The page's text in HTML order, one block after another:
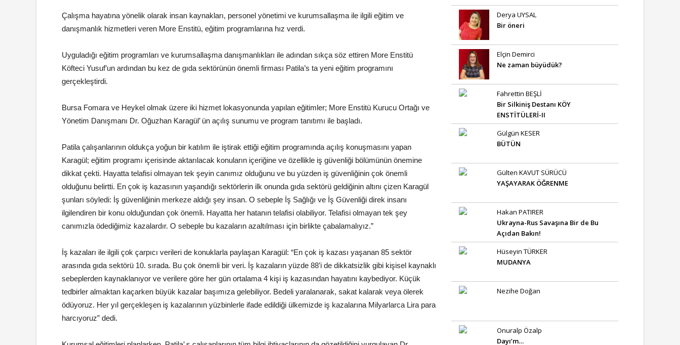
Çalışma hayatına yönelik olarak insan kaynakları, personel yönetimi ve kurumsallaşma ile ilgili eğitim ve
danışmanlık hizmetleri veren More Enstitü, eğitim programlarına hız verdi.
Uyguladığı eğitim programları ve kurumsallaşma danışmanlıkları ile adından sıkça söz ettiren More Enstitü
Köfteci Yusuf’un ardından bu kez de gıda sektörünün önemli firması Patila’s ta yeni eğitim programını
gerçekleştirdi.
Bursa Fomara ve Heykel olmak üzere iki hizmet lokasyonunda yapılan eğitimler; More Enstitü Kurucu Ortağı ve
Yönetim Danışmanı Dr. Oğuzhan Karagül’ ün açılış sunumu ve program tanıtımı ile başladı.
Patila çalışanlarının oldukça yoğun bir katılım ile iştirak ettiği eğitim programında açılış konuşmasını yapan
Karagül; eğitim programı içerisinde aktarılacak konuların içeriğine ve özellikle iş güvenliği bölümünün önemine
dikkat çekti. Hayatta telafisi olmayan tek şeyin canımız olduğunu ve bu yüzden iş güvenliğinin çok önemli
olduğunu belirtti. En çok iş kazasının yaşandığı sektörlerin ilk onunda gıda sektörü geldiğinin altını çizen Karagül
şunları söyledi: İş güvenliğinin merkeze aldığı şey insan. O sebeple İş Sağlığı ve İş Güvenliği direk insanı
ilgilendiren bir konu olduğundan çok önemli. Hayatta her hatanın telafisi olabiliyor. Telafisi olmayan tek şey
canımızla ödediğimiz kazalardır. O sebeple bu kazaların azaltılması için birlikte çabalamalıyız.”
İş kazaları ile ilgili çok çarpıcı verileri de konuklarla paylaşan Karagül: “En çok iş kazası yaşanan 85 sektör
arasında gıda sektörü 10. sırada. Bu çok önemli bir veri. İş kazaların yüzde 88’i de dikkatsizlik gibi kişisel kaynaklı
sebeplerden kaynaklanıyor ve verilere göre her gün ortalama 4 kişi iş kazasından hayatını kaybediyor. Küçük
tedbirler almaktan kaçarken büyük kazalar başımıza gelebiliyor. Bedeli yaralanarak, sakat kalarak veya ölerek
ödüyoruz. Her yıl gerçekleşen iş kazalarının yüzbinlerle ifade edildiği ülkemizde iş kazalarına Milyarlarca Lira para
harcıyoruz” dedi.
Derya UYSAL
Bir öneri
Elçin Demirci
Ne zaman büyüdük?
Fahrettin BEŞLİ
Bir Silkiniş Destanı KÖY
ENSTİTÜLERİ-II
Gülgün KESER
BÜTÜN
Gülten KAVUT SÜRÜCÜ
YAŞAYARAK ÖĞRENME
Hakan PATIRER
Ukrayna-Rus Savaşına Bir de Bu
Açıdan Bakın!
Hüseyin TÜRKER
MUDANYA
Nezihe Doğan
Onuralp Özalp
Dayı’m…